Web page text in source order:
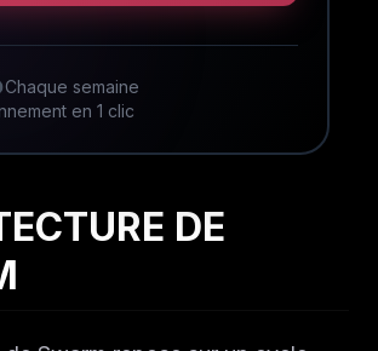
Chaque semaine
en 1 clic
DE